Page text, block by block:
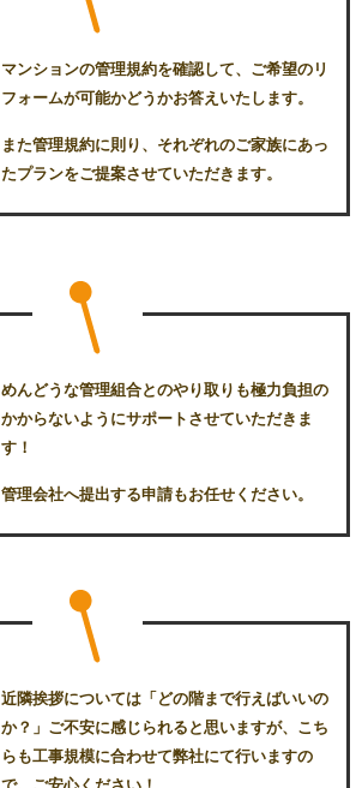
マンションの管理規約を確認して、ご希望のリ
フォームが可能かどうかお答えいたします。
また管理規約に則り、それぞれのご家族にあっ
たプランをご提案させていただきます。
めんどうな管理組合とのやり取りも極力負担の
かからないようにサポートさせていただきま
す！
管理会社へ提出する申請もお任せください。
近隣挨拶については「どの階まで行えばいいの
か？」ご不安に感じられると思いますが、こち
らも工事規模に合わせて弊社にて行いますの